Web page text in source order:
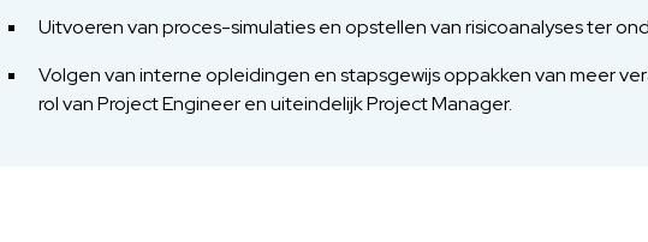
Uitvoeren van proces-simulaties en opstellen van risicoanalyses ter
Volgen van interne opleidingen en stapsgewijs oppakken van meer
rol van Project Engineer en uiteindelijk Project Manager.